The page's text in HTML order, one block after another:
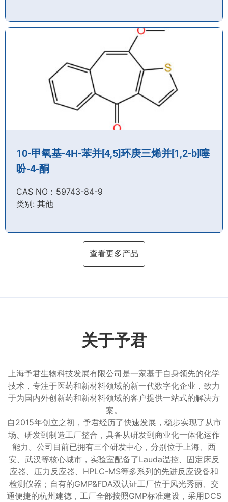
10-甲氧基-4H-苯并[4,5]环庚三烯并[1,2-b]噻
吩-4-酮
CAS NO：59743-84-9​
类别: 其他
查看更多产品
关于予君
上海予君生物科技发展有限公司是一家基于自身领先的化学
技术，专注于医药和新材料领域的新一代数字化企业，致力
于为国内外创新药和新材料领域的客户提供一站式的解决方
案。
自2015年创立之初，予君经历了快速发展，稳步实现了从市
场、研发到制造工厂整合，具备从研发到商业化一体化运作
能力。公司目前已拥有三个研发中心，分别位于上海、西
安、武汉等核心城市，实验室配备了Lauda温控、固定床反
应器、压力反应器、HPLC-MS等多系列的先进反应设备和
检测仪器；自有的GMP&FDA双认证工厂位于风光秀丽、交
通便捷的杭州建德，工厂全部按照GMP标准建设，采用DCS